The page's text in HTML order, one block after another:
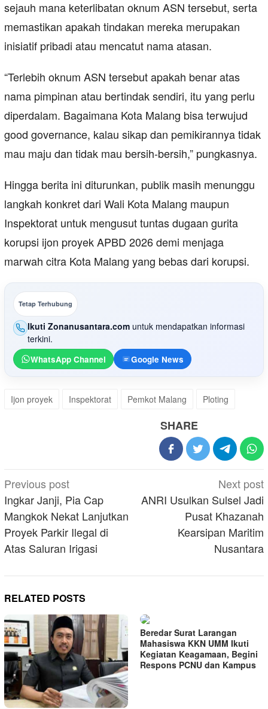
sejauh mana keterlibatan oknum ASN tersebut, serta
memastikan apakah tindakan mereka merupakan
inisiatif pribadi atau mencatut nama atasan.
“Terlebih oknum ASN tersebut apakah benar atas
nama pimpinan atau bertindak sendiri, itu yang perlu
diperdalam. Bagaimana Kota Malang bisa terwujud
good governance, kalau sikap dan pemikirannya tidak
mau maju dan tidak mau bersih-bersih,” pungkasnya.
Hingga berita ini diturunkan, publik masih menunggu
langkah konkret dari Wali Kota Malang maupun
Inspektorat untuk mengusut tuntas dugaan gurita
korupsi ijon proyek APBD 2026 demi menjaga
marwah citra Kota Malang yang bebas dari korupsi.
Tetap Terhubung
Ikuti Zonanusantara.com untuk mendapatkan informasi
terkini.
WhatsApp Channel Google News
Ijon proyek Inspektorat Pemkot Malang Ploting
SHARE
Post
navigation
Previous post
Ingkar Janji, Pia Cap
Mangkok Nekat Lanjutkan
Proyek Parkir Ilegal di
Atas Saluran Irigasi
Next post
ANRI Usulkan Sulsel Jadi
Pusat Khazanah
Kearsipan Maritim
Nusantara
RELATED POSTS
Beredar Surat Larangan
Mahasiswa KKN UMM Ikuti
Kegiatan Keagamaan, Begini
Respons PCNU dan Kampus